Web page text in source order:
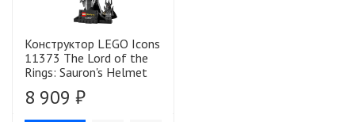
Конструктор LEGO Icons
11373 The Lord of the
Rings: Sauron's Helmet
8 909 ₽